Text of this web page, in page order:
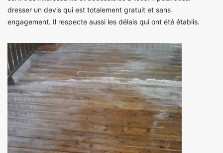
dresser un devis qui est totalement gratuit et sans
engagement. Il respecte aussi les délais qui ont été établis.